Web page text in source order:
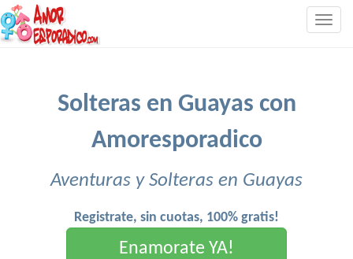
Solteras en Guayas con
Amoresporadico
Aventuras y Solteras en Guayas
Registrate, sin cuotas, 100% gratis!
Enamorate YA!